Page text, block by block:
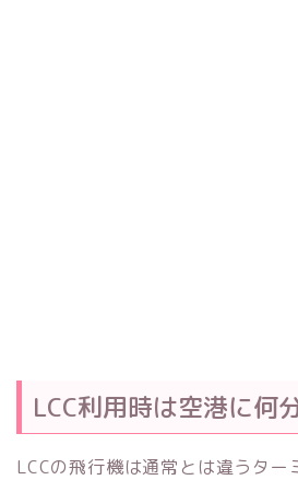
LCC利用時は空港に何
LCCの飛行機は通常とは違うター